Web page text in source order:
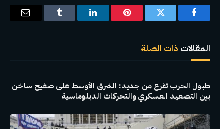
فيسبوك تويتر بينتيريستلينكدإن Tumblr
البريد
المقالات ذات الصلة
طبول الحرب تقرع من جديد: الشرق الأوسط على صفيح ساخن
بين التصعيد العسكري والتحركات الدبلوماسية